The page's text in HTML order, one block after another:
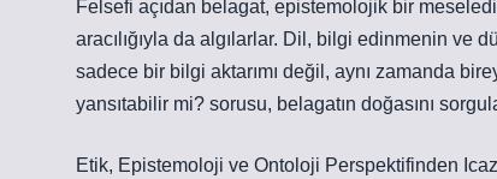
Felsefi açıdan belagat, epistemolojik bir
aracılığıyla da algılarlar. Dil, bilgi edinmenin ve
sadece bir bilgi aktarımı değil, aynı zamanda
yansıtabilir mi? sorusu, belagatın doğasını
Etik, Epistemoloji ve Ontoloji Perspektifinden